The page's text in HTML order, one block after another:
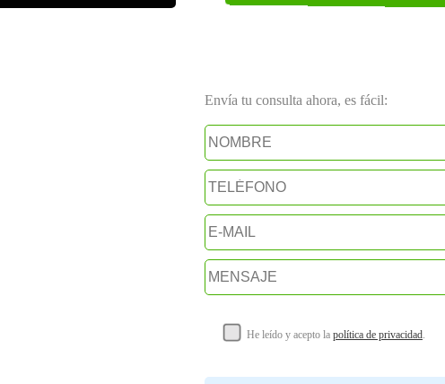
Envía tu consulta ahora, es fácil:
He leído y acepto la política de privacidad.